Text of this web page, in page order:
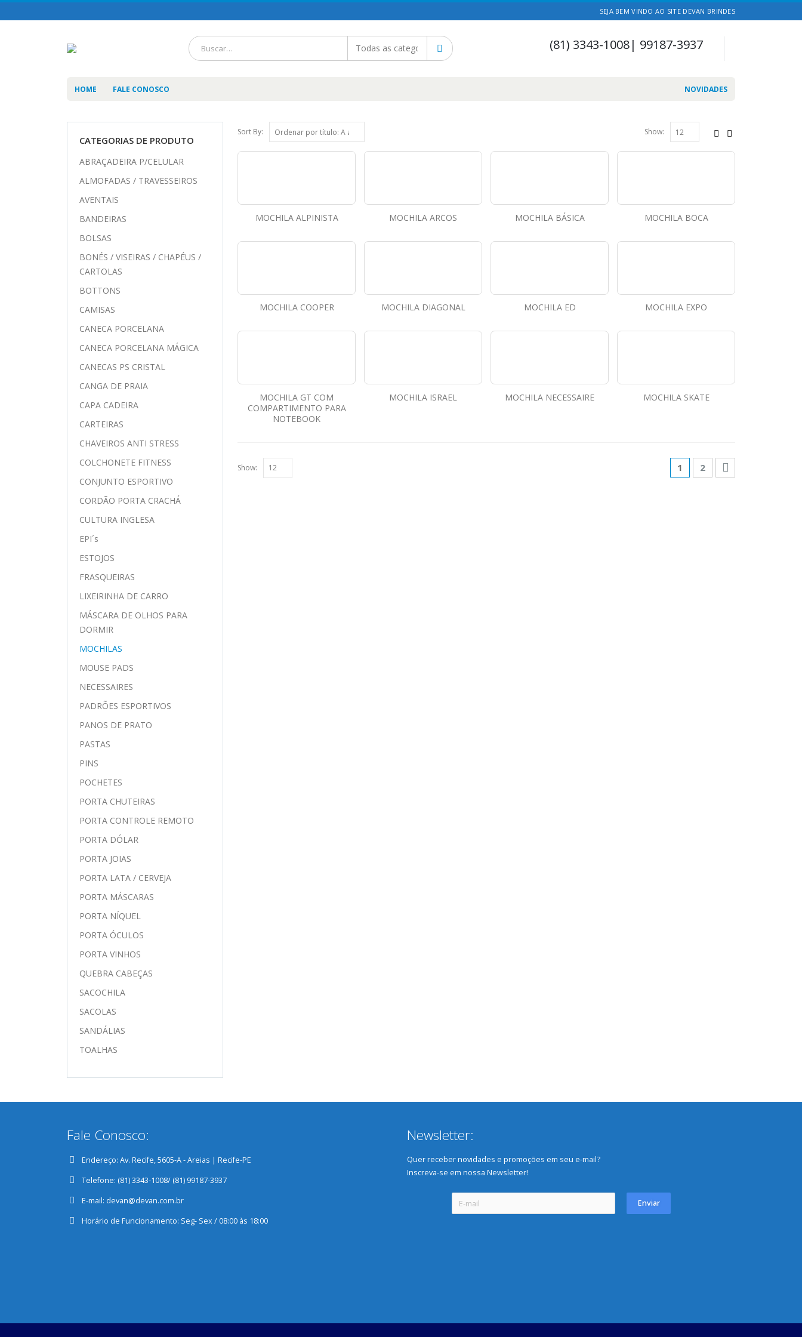
SEJA BEM VINDO AO SITE DEVAN BRINDES
(81) 3343-1008| 99187-3937
HOME FALE CONOSCO NOVIDADES
Sort By: Show:
MOCHILA ALPINISTA MOCHILA ARCOS MOCHILA BÁSICA MOCHILA BOCA
MOCHILA COOPER MOCHILA DIAGONAL MOCHILA ED MOCHILA EXPO
MOCHILA GT COM
COMPARTIMENTO PARA
NOTEBOOK
MOCHILA ISRAEL MOCHILA NECESSAIRE MOCHILA SKATE
Show: 1 2
CATEGORIAS DE PRODUTO
ABRAÇADEIRA P/CELULAR
ALMOFADAS / TRAVESSEIROS
AVENTAIS
BANDEIRAS
BOLSAS
BONÉS / VISEIRAS / CHAPÉUS /
CARTOLAS
BOTTONS
CAMISAS
CANECA PORCELANA
CANECA PORCELANA MÁGICA
CANECAS PS CRISTAL
CANGA DE PRAIA
CAPA CADEIRA
CARTEIRAS
CHAVEIROS ANTI STRESS
COLCHONETE FITNESS
CONJUNTO ESPORTIVO
CORDÃO PORTA CRACHÁ
CULTURA INGLESA
EPI´s
ESTOJOS
FRASQUEIRAS
LIXEIRINHA DE CARRO
MÁSCARA DE OLHOS PARA
DORMIR
MOCHILAS
MOUSE PADS
NECESSAIRES
PADRÕES ESPORTIVOS
PANOS DE PRATO
PASTAS
PINS
POCHETES
PORTA CHUTEIRAS
PORTA CONTROLE REMOTO
PORTA DÓLAR
PORTA JOIAS
PORTA LATA / CERVEJA
PORTA MÁSCARAS
PORTA NÍQUEL
PORTA ÓCULOS
PORTA VINHOS
QUEBRA CABEÇAS
SACOCHILA
SACOLAS
SANDÁLIAS
TOALHAS
Fale Conosco:
Endereço: Av. Recife, 5605-A - Areias | Recife-PE
Telefone: (81) 3343-1008/ (81) 99187-3937
E-mail: devan@devan.com.br
Horário de Funcionamento: Seg- Sex / 08:00 às 18:00
Newsletter:
Quer receber novidades e promoções em seu e-mail?
Inscreva-se em nossa Newsletter!
Enviar